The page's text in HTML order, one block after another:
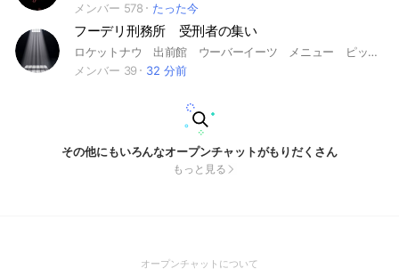
メンバー 578
たった今
フーデリ刑務所 受刑者の集い
ロケットナウ 出前館 ウーバーイーツ メニュー ピックゴー
メンバー 39
32 分前
その他にもいろんなオープンチャットがもりだくさん
もっと見る
オープンチャットについて